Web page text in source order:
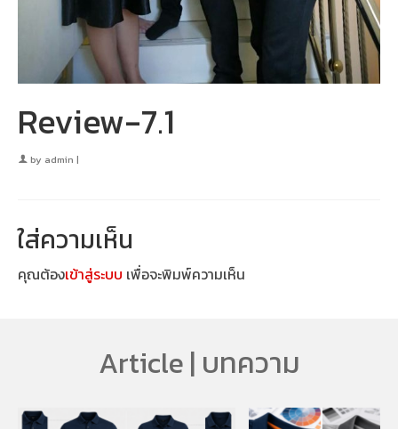
Review-7.1
by admin |
ใส่ความเห็น
คุณต้องเข้าสู่ระบบ เพื่อจะพิมพ์ความเห็น
Article | บทความ